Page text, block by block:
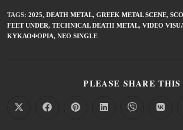
TAGS: 2025, DEATH METAL, GREEK METAL SCENE,
FEET UNDER, TECHNICAL DEATH METAL, VIDEO
ΚΥΚΛΟΦΟΡΊΑ, ΝΈΟ SINGLE
PLEASE SHARE THIS